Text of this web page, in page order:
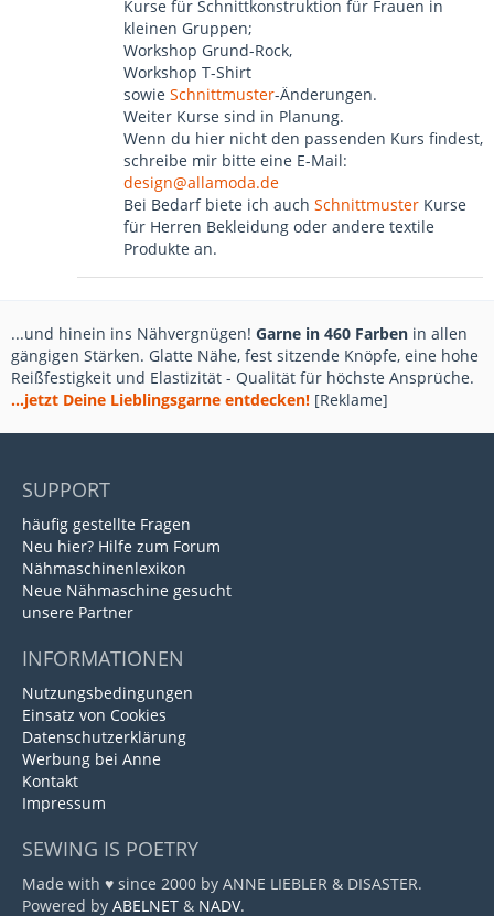
Kurse für Schnittkonstruktion für Frauen in
kleinen Gruppen;
Workshop Grund-Rock,
Workshop T-Shirt
sowie Schnittmuster-Änderungen.
Weiter Kurse sind in Planung.
Wenn du hier nicht den passenden Kurs findest,
schreibe mir bitte eine E-Mail:
design@allamoda.de
Bei Bedarf biete ich auch Schnittmuster Kurse
für Herren Bekleidung oder andere textile
Produkte an.
...und hinein ins Nähvergnügen! Garne in 460 Farben in allen
gängigen Stärken. Glatte Nähe, fest sitzende Knöpfe, eine hohe
Reißfestigkeit und Elastizität - Qualität für höchste Ansprüche.
...jetzt Deine Lieblingsgarne entdecken! [Reklame]
SUPPORT
häufig gestellte Fragen
Neu hier? Hilfe zum Forum
Nähmaschinenlexikon
Neue Nähmaschine gesucht
unsere Partner
INFORMATIONEN
Nutzungsbedingungen
Einsatz von Cookies
Datenschutzerklärung
Werbung bei Anne
Kontakt
Impressum
SEWING IS POETRY
Made with ♥ since 2000 by ANNE LIEBLER & DISASTER.
Powered by ABELNET & NADV.